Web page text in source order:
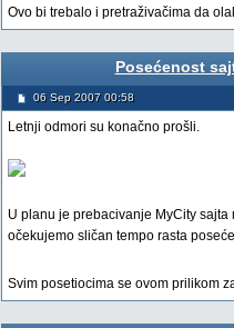
Ovo bi trebalo i pretraživačima da
Posećenost
06 Sep 2007 00:58
Letnji odmori su konačno prošli.
U planu je prebacivanje MyCity
očekujemo sličan tempo rasta
Svim posetiocima se ovom prilikom